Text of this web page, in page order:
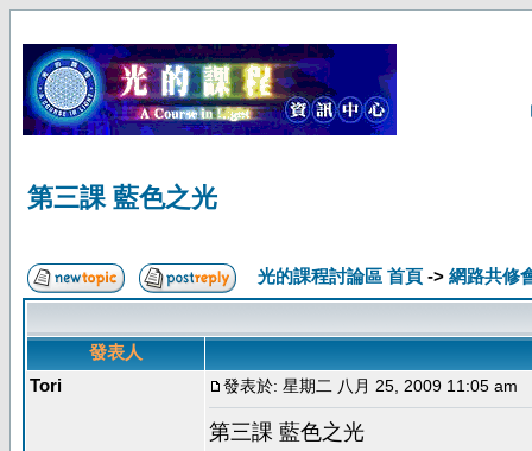
第三課 藍色之光
光的課程討論區 首頁 -> 網路共修
發表人
Tori
發表於: 星期二 八月 25, 2009 11:05 am
第三課 藍色之光